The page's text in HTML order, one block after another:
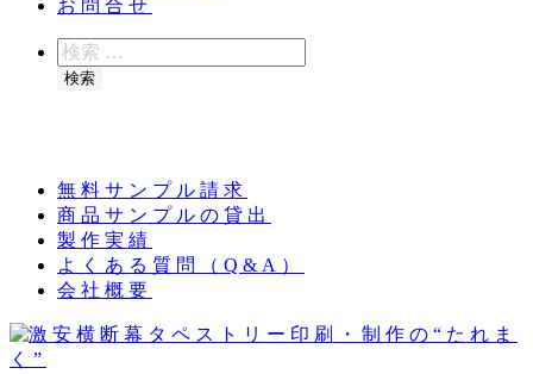
お問合せ
検
索
検索
無料サンプル請求
商品サンプルの貸出
製作実績
よくある質問（Q&A）
会社概要